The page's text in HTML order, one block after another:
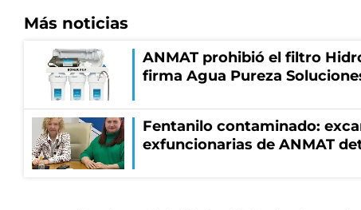
Más noticias
ANMAT prohibió el filtro
firma Agua Pureza
Fentanilo contaminado:
exfuncionarias de ANMAT